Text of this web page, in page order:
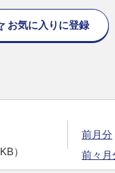
お気に入りに登録
）
前月分
前々月